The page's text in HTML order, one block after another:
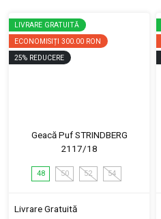
LIVRARE GRATUITĂ
ECONOMISIȚI 300.00 RON
25% REDUCERE
Geacă Puf STRINDBERG
2117/18
48 50 52 54
Livrare Gratuită